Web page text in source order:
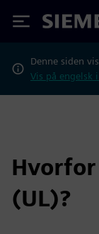
Siemens
Denne siden
Vis på engelsk
Hvorfor
(UL)?